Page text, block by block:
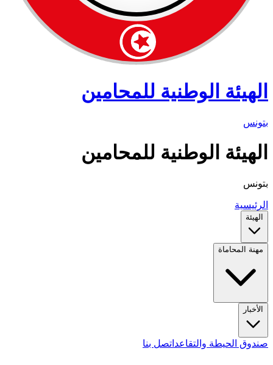
الهيئة الوطنية للمحامين
بتونس
الهيئة الوطنية للمحامين
بتونس
الرئيسية
الهيئة
مهنة المحاماة
الأخبار
صندوق الحيطة والتقاعد اتصل بنا